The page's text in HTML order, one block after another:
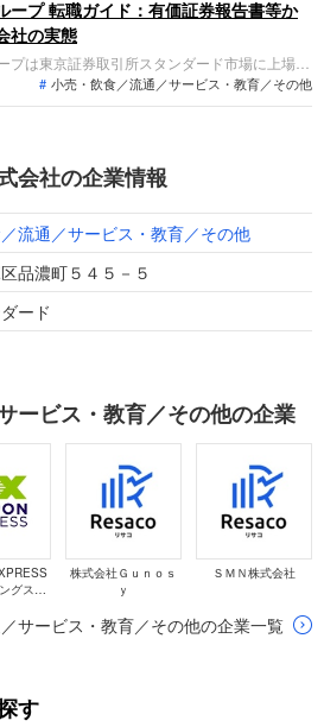
ープ 転職ガイド：有価証券報告書等か
社の実態
プは東京証券取引所スタンダード市場に上場
バックスを運営するカー用品事業をはじめ、ブ
建設不動産事業などを展開する企業です。直近
います。
小売・飲食／流通／サービス・教育／その他
会社の企業情報
流通／サービス・教育／その他
品濃町５４５－５
ード
ービス・教育／その他の企業
グス株
株式会社Ｇｕｎｏｓ
ｙ
ＳＭＮ株式会社
サービス・教育／その他の企業一覧
す